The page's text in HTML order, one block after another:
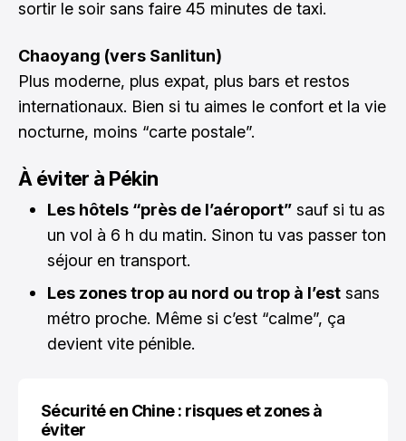
sortir le soir sans faire 45 minutes de taxi.
Chaoyang (vers Sanlitun)
Plus moderne, plus expat, plus bars et restos
internationaux. Bien si tu aimes le confort et la vie
nocturne, moins “carte postale”.
À éviter à Pékin
Les hôtels “près de l’aéroport” sauf si tu as
un vol à 6 h du matin. Sinon tu vas passer ton
séjour en transport.
Les zones trop au nord ou trop à l’est sans
métro proche. Même si c’est “calme”, ça
devient vite pénible.
Sécurité en Chine : risques et zones à
éviter